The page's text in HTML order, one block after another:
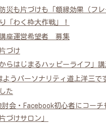
災も片づけも「額縁効果（フ
「わく枠大作戦」！
座運営希望者 募集
づけ
らはじまるハッピーライフ」講
ようパーソナリティ道上洋三で
た
会・Facebook初心者にコーチ
づけサロン」